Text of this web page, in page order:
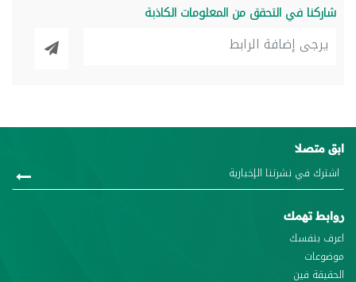
شاركنا في التحقق من المعلومات الكاذبة
ابق متصلا
روابط تهمك
اعرف بنفسك
موضوعات
الحقيقة فين